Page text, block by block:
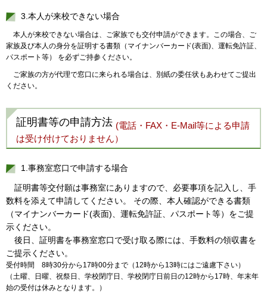
3.本人が来校できない場合
本人が来校できない場合は、ご家族でも交付申請ができます。この場合、ご
家族及び本人の身分を証明する書類（マイナンバーカード(表面)、運転免許証、
パスポート等） を必ずご持参ください。
ご家族の方が代理で窓口に来られる場合は、別紙の委任状もあわせてご提出
ください。
証明書等の申請方法 (電話・FAX・E-Mail等による申請
は受け付けておりません）
1.事務室窓口で申請する場合
証明書等交付願は事務室にありますので、必要事項を記入し、手
数料を添えて申請してください。 その際、本人確認ができる書類
（マイナンバーカード(表面)、運転免許証、パスポート等）をご提
示ください。
後日、証明書を事務室窓口で受け取る際には、手数料の領収書を
ご提示ください。
受付時間 8時30分から17時00分まで（12時から13時にはご遠慮下さい）
（土曜、日曜、祝祭日、学校閉庁日、学校閉庁日前日の12時から17時、年末年
始の受付は休みとなります。）